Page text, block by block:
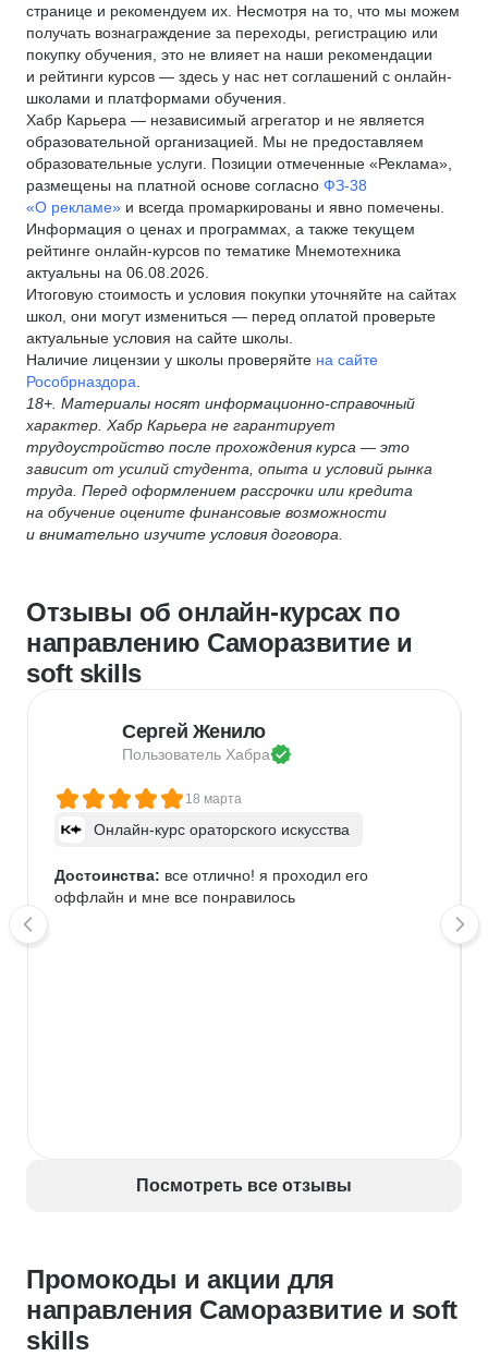
странице и рекомендуем их. Несмотря на то, что мы можем
получать вознаграждение за переходы, регистрацию или
покупку обучения, это не влияет на наши рекомендации
и рейтинги курсов — здесь у нас нет соглашений с онлайн-
школами и платформами обучения.
Хабр Карьера — независимый агрегатор и не является
образовательной организацией. Мы не предоставляем
образовательные услуги. Позиции отмеченные «Реклама»,
размещены на платной основе согласно ФЗ-38
«О рекламе» и всегда промаркированы и явно помечены.
Информация о ценах и программах, а также текущем
рейтинге онлайн-курсов по тематике Мнемотехника
актуальны на 06.08.2026.
Итоговую стоимость и условия покупки уточняйте на сайтах
школ, они могут измениться — перед оплатой проверьте
актуальные условия на сайте школы.
Наличие лицензии у школы проверяйте на сайте
Рособрназдора
18+. Материалы носят информационно-справочный
характер. Хабр Карьера не гарантирует
трудоустройство после прохождения курса — это
зависит от усилий студента, опыта и условий рынка
труда. Перед оформлением рассрочки или кредита
на обучение оцените финансовые возможности
и внимательно изучите условия договора.
Отзывы об онлайн-курсах по
направлению Саморазвитие и
soft skills
Сергей Женило
Пользователь Хабра
18 марта
Онлайн-курс ораторского искусства
Достоинства: все отлично! я проходил его
оффлайн и мне все понравилось
Посмотреть все отзывы
Промокоды и акции для
направления Саморазвитие и soft
skills